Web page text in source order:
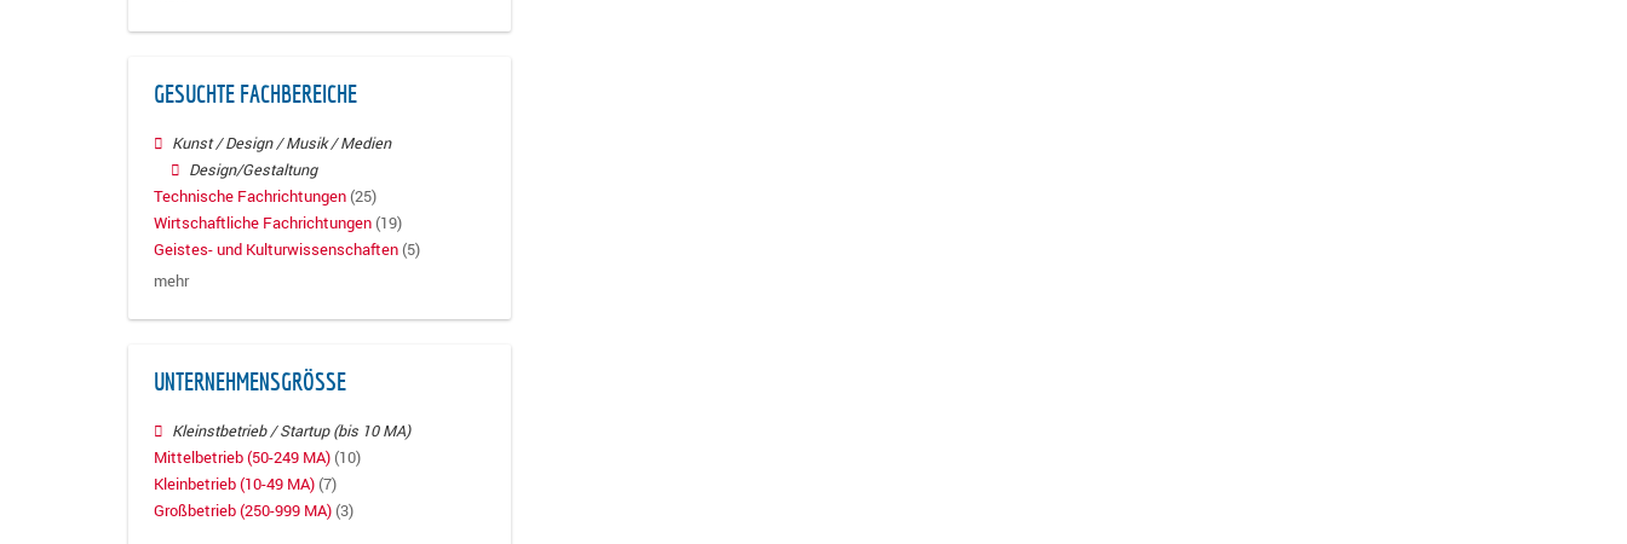
GESUCHTE FACHBEREICHE
Kunst / Design / Musik / Medien
Design/Gestaltung
Technische Fachrichtungen (25)
Wirtschaftliche Fachrichtungen (19)
Geistes- und Kulturwissenschaften (5)
mehr
UNTERNEHMENSGRÖSSE
Kleinstbetrieb / Startup (bis 10 MA)
Mittelbetrieb (50-249 MA) (10)
Kleinbetrieb (10-49 MA) (7)
Großbetrieb (250-999 MA) (3)